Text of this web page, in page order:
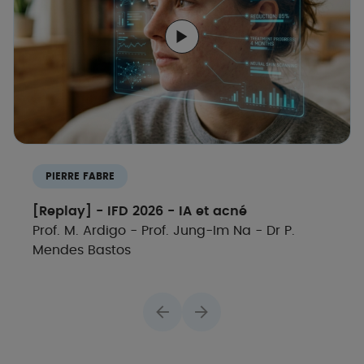
PIERRE FABRE
[Replay] - IFD 2026 - IA et acné
Prof. M. Ardigo - Prof. Jung-Im Na - Dr P.
Mendes Bastos